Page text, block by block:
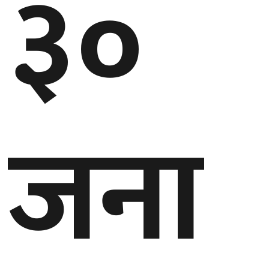
विचार
मनाेरञ्जन
खेलकुद
कला/
साहित्य
ग्लोबल
३०
जना